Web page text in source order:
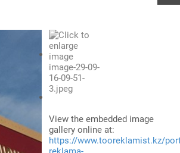
View the embedded image
gallery online at:
https://www.tooreklamist.kz/